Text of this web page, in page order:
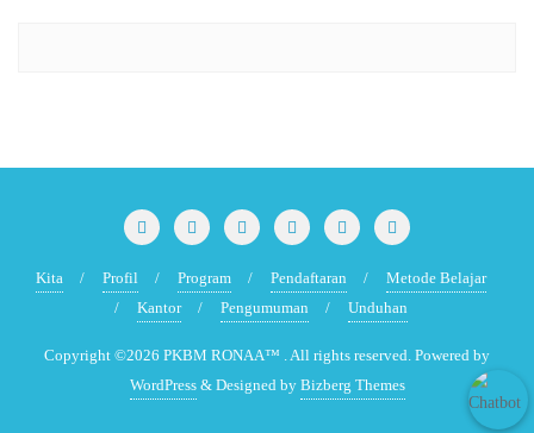
Kita Profil Program Pendaftaran
Metode Belajar
Kantor
Pengumuman Unduhan
Copyright ©2026 PKBM RONAA™ . All rights reserved. Powered by
WordPress & Designed by Bizberg Themes